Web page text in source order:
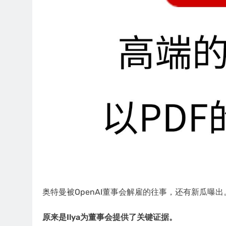
奥特曼被OpenAI董事会解雇的往事，还有新瓜曝出
原来是Ilya为董事会提供了关键证据。